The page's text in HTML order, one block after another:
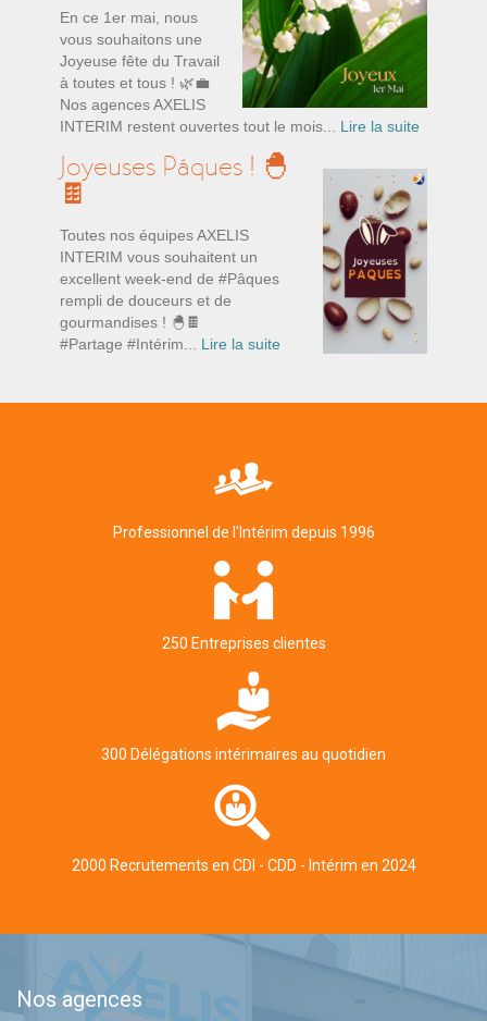
En ce 1er mai, nous
vous souhaitons une
Joyeuse fête du Travail
à toutes et tous ! 🌿💼
Nos agences AXELIS
INTERIM restent ouvertes tout le mois... Lire la suite
Joyeuses Pâques ! 🐣
🍫
Toutes nos équipes AXELIS
INTERIM vous souhaitent un
excellent week-end de #Pâques
rempli de douceurs et de
gourmandises ! 🐣🍫
#Partage #Intérim... Lire la suite
Professionnel de l'Intérim depuis 1996
250 Entreprises clientes
300 Délégations intérimaires au quotidien
2000 Recrutements en CDI - CDD - Intérim en 2024
Nos agences